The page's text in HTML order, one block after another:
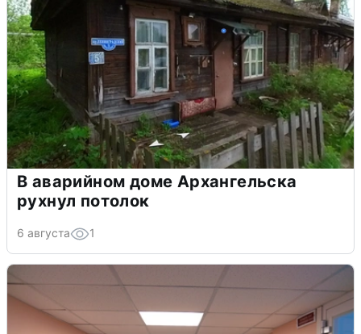
В аварийном доме Архангельска
рухнул потолок
6 августа 1